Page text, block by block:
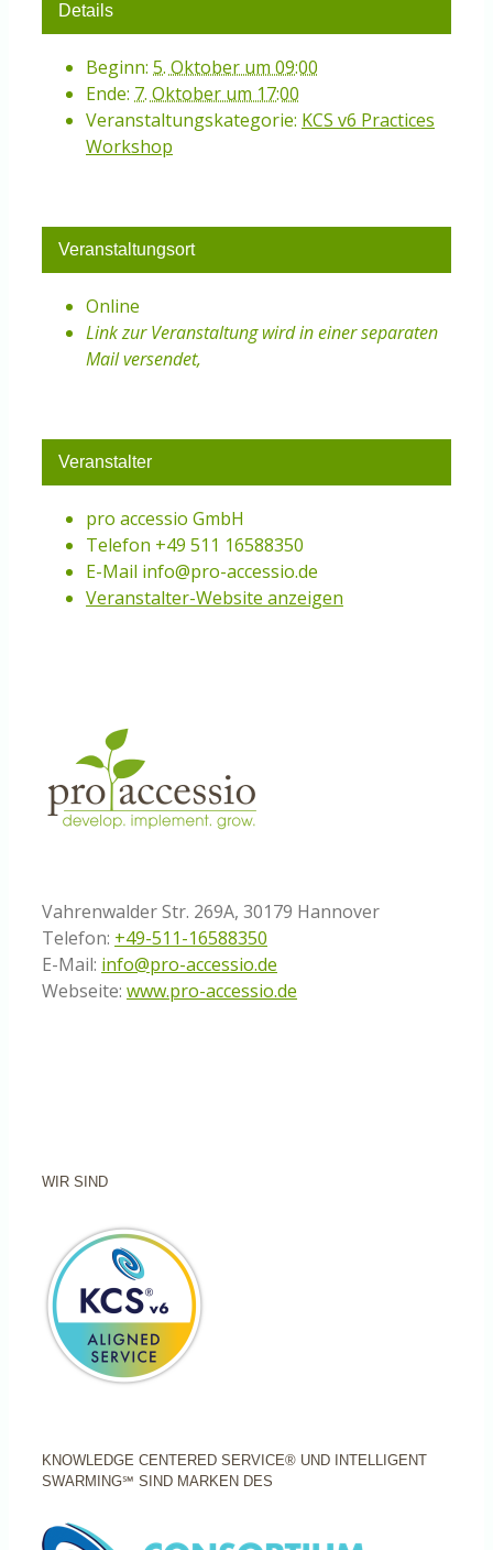
Details
Beginn: 5. Oktober um 09:00
Ende: 7. Oktober um 17:00
Veranstaltungskategorie: KCS v6 Practices
Workshop
Veranstaltungsort
Online
Link zur Veranstaltung wird in einer separaten
Mail versendet,
Veranstalter
pro accessio GmbH
Telefon +49 511 16588350
E-Mail info@pro-accessio.de
Veranstalter-Website anzeigen
Vahrenwalder Str. 269A, 30179 Hannover
Telefon: +49-511-16588350
E-Mail: info@pro-accessio.de
Webseite: www.pro-accessio.de
WIR SIND
KNOWLEDGE CENTERED SERVICE® UND INTELLIGENT
SWARMING℠ SIND MARKEN DES